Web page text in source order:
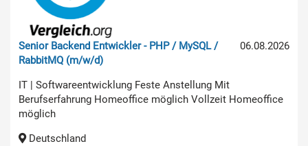
06.08.2026
Senior Backend Entwickler - PHP / MySQL /
RabbitMQ (m/w/d)
IT | Softwareentwicklung Feste Anstellung Mit
Berufserfahrung Homeoffice möglich Vollzeit Homeoffice
möglich
Deutschland